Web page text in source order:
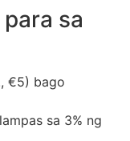
sa
€5) bago
sa 3% ng